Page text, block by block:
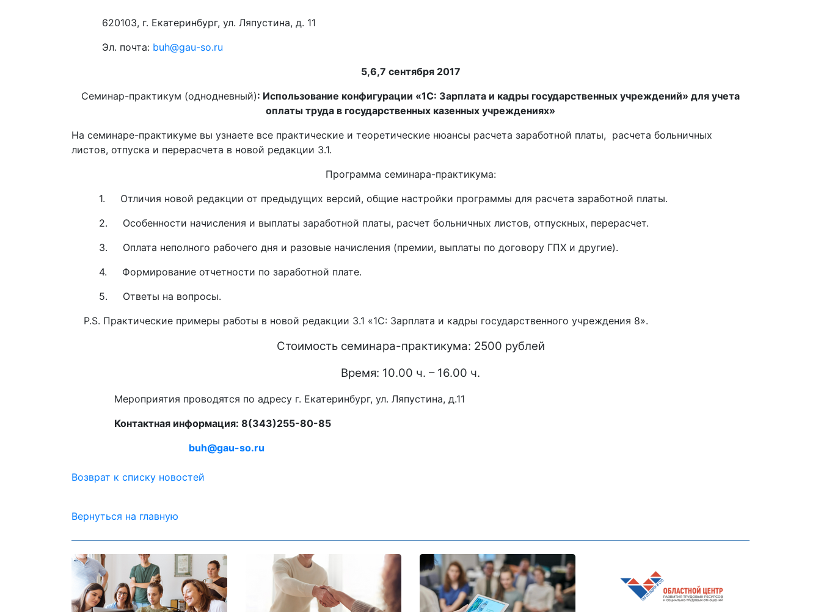
620103, г. Екатеринбург, ул. Ляпустина, д. 11
Эл. почта: buh@gau-so.ru
5,6,7 сентября 2017
Семинар-практикум (однодневный): Использование конфигурации «1С: Зарплата и кадры государственных учреждений» для учета
оплаты труда в государственных казенных учреждениях»
На семинаре-практикуме вы узнаете все практические и теоретические нюансы расчета заработной платы, расчета больничных
листов, отпуска и перерасчета в новой редакции 3.1.
Программа семинара-практикума:
1. Отличия новой редакции от предыдущих версий, общие настройки программы для расчета заработной платы.
2. Особенности начисления и выплаты заработной платы, расчет больничных листов, отпускных, перерасчет.
3. Оплата неполного рабочего дня и разовые начисления (премии, выплаты по договору ГПХ и другие).
4. Формирование отчетности по заработной плате.
5. Ответы на вопросы.
Р.S. Практические примеры работы в новой редакции 3.1 «1С: Зарплата и кадры государственного учреждения 8».
Стоимость семинара-практикума: 2500 рублей
Время: 10.00 ч. – 16.00 ч.
Мероприятия проводятся по адресу г. Екатеринбург, ул. Ляпустина, д.11
Контактная информация: 8(343)255-80-85
buh@gau-so.ru
Возврат к списку новостей
Вернуться на главную